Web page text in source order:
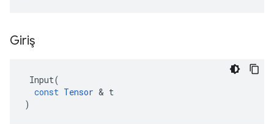
Giriş
Input(
const Tensor & t
)